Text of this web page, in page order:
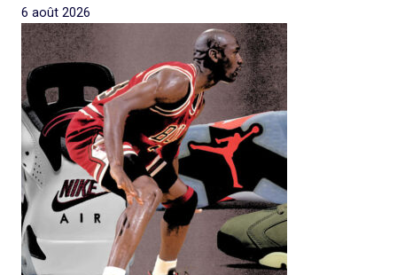
6 août 2026